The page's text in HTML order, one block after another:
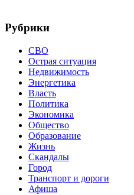
Рубрики
СВО
Острая ситуация
Недвижимость
Энергетика
Власть
Политика
Экономика
Общество
Образование
Жизнь
Скандалы
Город
Транспорт и дороги
Афиша